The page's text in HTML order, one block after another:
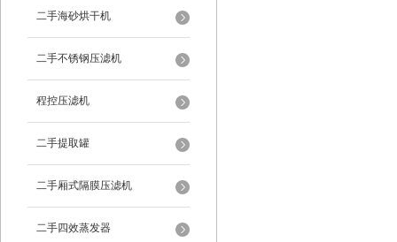
二手海砂烘干机
二手不锈钢压滤机
程控压滤机
二手提取罐
二手厢式隔膜压滤机
二手四效蒸发器